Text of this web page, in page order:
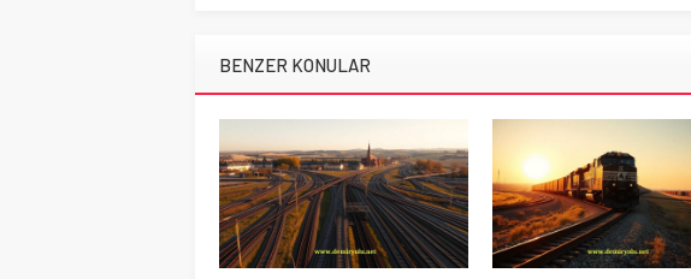
BENZER KONULAR